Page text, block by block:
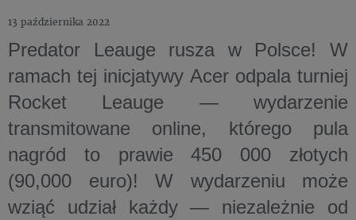
13 października 2022
Predator Leauge rusza w Polsce! W
ramach tej inicjatywy Acer odpala turniej
Rocket Leauge — wydarzenie
transmitowane online, którego pula
nagród to prawie450 000 złotych
(90,000 euro)! W wydarzeniu może
wziąć udział każdy — niezależnie od